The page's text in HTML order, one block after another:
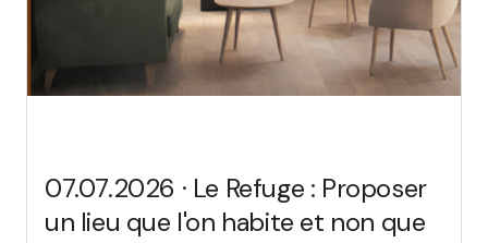
07.07.2026 · Le Refuge : Proposer
un lieu que l'on habite et non que